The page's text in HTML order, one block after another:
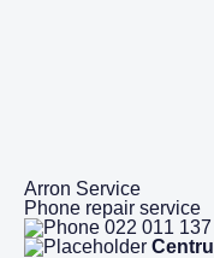
Arron Service
Phone repair service
022 011 137
Centru